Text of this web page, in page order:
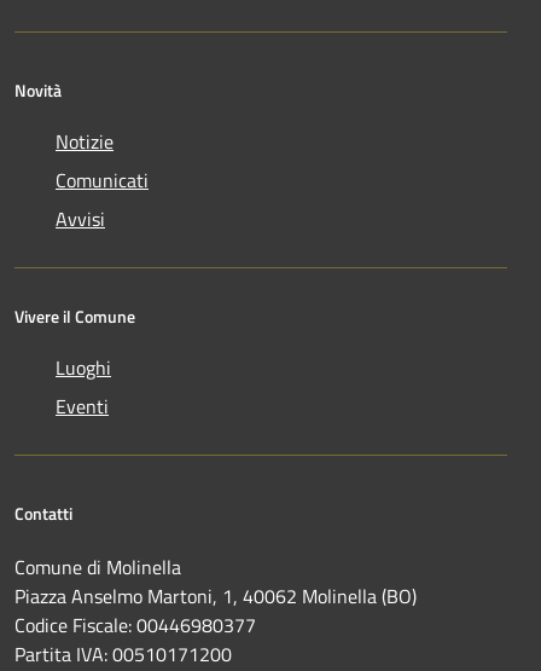
Novità
Notizie
Comunicati
Avvisi
Vivere il Comune
Luoghi
Eventi
Contatti
Comune di Molinella
Piazza Anselmo Martoni, 1, 40062 Molinella (BO)
Codice Fiscale: 00446980377
Partita IVA: 00510171200